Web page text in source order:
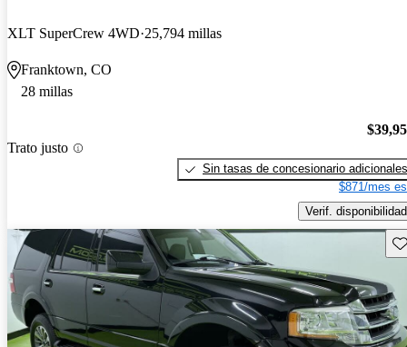
XLT SuperCrew 4WD 25,794 millas
Franktown, CO
28 millas
Trato justo
Sin tasas de concesionario adicionales
$871/mes
Verif. disponibilidad